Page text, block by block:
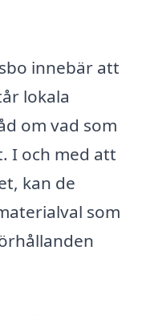
innebär att
lokala
om vad som
I och med att
kan de
som